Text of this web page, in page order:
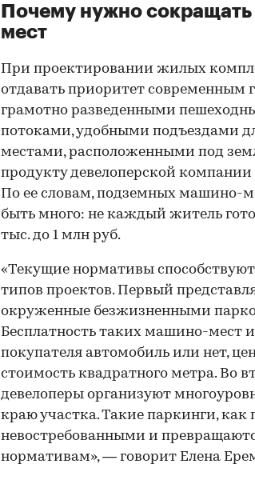
Почему нужно
мест
При проектировании жилых
отдавать приоритет
грамотно разведенными
потоками, удобными подъездами
местами, расположенными под
продукту девелоперской
По ее словам, подземных машино-
быть много: не каждый житель
тыс. до 1 млн руб.
«Текущие нормативы
типов проектов. Первый
окруженные безжизненными
Бесплатность таких машино-мест
покупателя автомобиль или нет,
стоимость квадратного метра. Во
девелоперы организуют
краю участка. Такие паркинги, как
невостребованными и
нормативам», — говорит Елена